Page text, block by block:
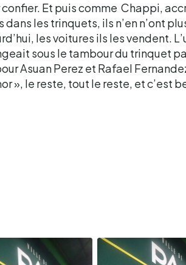
Et puis comme Chappi,
dans les trinquets, ils n’en n’ont
les voitures ils les vendent.
sous le tambour du trinquet
Asuan Perez et Rafael
», le reste, tout le reste, et c’est